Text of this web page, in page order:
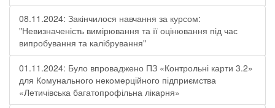
08.11.2024: Закінчилося навчання за курсом:
"Невизначеність вимірювання та її оцінювання під час
випробування та калібрування"
01.11.2024: Було впроваджено ПЗ «Контрольні карти 3.2»
для Комунального некомерційного підприємства
«Летичівська багатопрофільна лікарня»